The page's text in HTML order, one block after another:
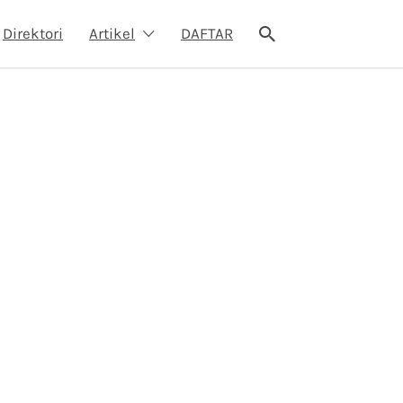
Direktori Artikel DAFTAR